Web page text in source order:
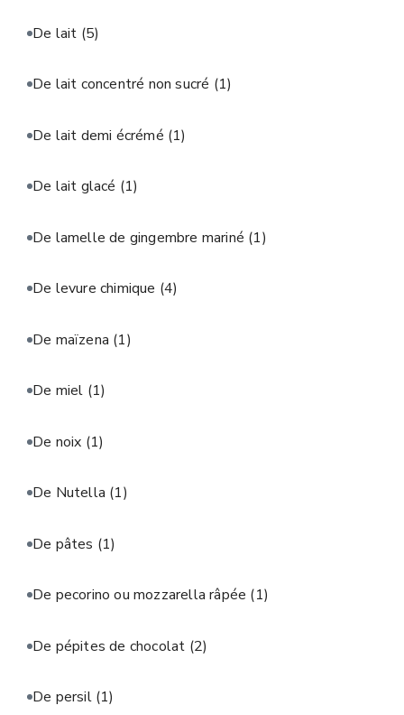
De lait (5)
De lait concentré non sucré (1)
De lait demi écrémé (1)
De lait glacé (1)
De lamelle de gingembre mariné (1)
De levure chimique (4)
De maïzena (1)
De miel (1)
De noix (1)
De Nutella (1)
De pâtes (1)
De pecorino ou mozzarella râpée (1)
De pépites de chocolat (2)
De persil (1)